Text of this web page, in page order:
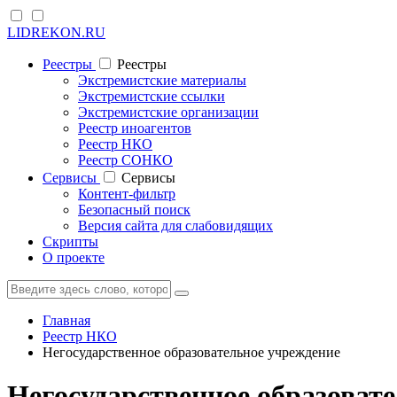
LIDREKON.RU
Реестры
Реестры
Экстремистские материалы
Экстремистские ссылки
Экстремистские организации
Реестр иноагентов
Реестр НКО
Реестр СОНКО
Cервисы
Cервисы
Контент-фильтр
Безопасный поиск
Версия сайта для слабовидящих
Скрипты
О проекте
Главная
Реестр НКО
Негосударственное образовательное учреждение